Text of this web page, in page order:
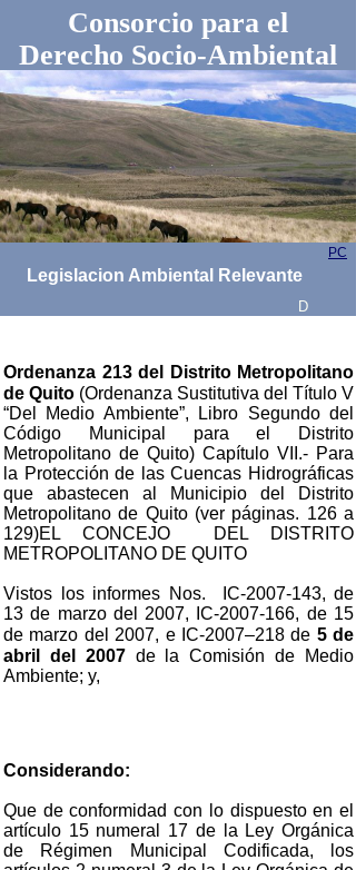
Ordenanza 213 del Distrito Metropolitano
de Quito (Ordenanza Sustitutiva del Título V
“Del Medio Ambiente”, Libro Segundo del
Código Municipal para el Distrito
Metropolitano de Quito) Capítulo VII.- Para
la Protección de las Cuencas Hidrográficas
que abastecen al Municipio del Distrito
Metropolitano de Quito (ver páginas. 126 a
129)EL CONCEJO DEL DISTRITO
METROPOLITANO DE QUITO
Vistos los informes Nos. IC-2007-143, de
13 de marzo del 2007, IC-2007-166, de 15
de marzo del 2007, e IC-2007–218 de 5 de
abril del 2007de la Comisión de Medio
Ambiente; y,
Considerando:
Que de conformidad con lo dispuesto en el
artículo 15 numeral 17 de la Ley Orgánica
de Régimen Municipal Codificada, los
Consorcio para el
Derecho Socio-Ambiental
PC
D
Legislacion Ambiental Relevante